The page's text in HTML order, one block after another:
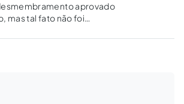
aprovado
mas tal fato não foi
do